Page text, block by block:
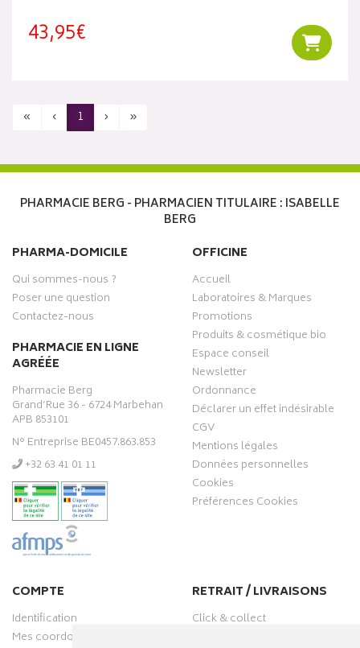
43,95€
« ‹ 1 › »
PHARMACIE BERG - PHARMACIEN TITULAIRE : ISABELLE
BERG
PHARMA-DOMICILE
Qui sommes-nous ?
Poser une question
Contactez-nous
PHARMACIE EN LIGNE
AGRÉÉE
Pharmacie Berg
Grand’Rue 36 - 6724 Marbehan
APB 853101
N° Entreprise BE0457.863.853
‭+32 63 41 01 11‬
OFFICINE
Accueil
Laboratoires & Marques
Promotions
Produits & cosmétique bio
Espace conseil
Newsletter
Ordonnance
Déclarer un effet indésirable
CGV
Mentions légales
Données personnelles
Cookies
Préférences Cookies
COMPTE
Identification
Mes coordonnées
RETRAIT / LIVRAISONS
Click & collect